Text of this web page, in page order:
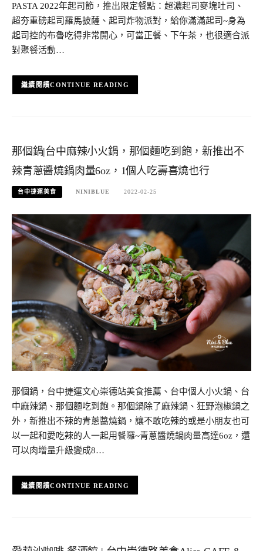
PASTA 2022年起司節，推出限定餐點：超濃起司麥塊吐司、
超夯重磅起司羅馬披薩、起司炸物派對，給你滿滿起司~身為
起司控的布魯吃得非常開心，可當正餐、下午茶，也很適合派
對聚餐活動…
CONTINUE READING
那個鍋|台中麻辣小火鍋，那個麵吃到飽，新推出不
辣青蔥醬燒鍋肉量6oz，1個人吃壽喜燒也行
台中捷運美食 NINIBLUE 2022-02-25
那個鍋，台中捷運文心崇德站美食推薦、台中個人小火鍋、台
中麻辣鍋、那個麵吃到飽。那個鍋除了麻辣鍋、狂野泡椒鍋之
外，新推出不辣的青蔥醬燒鍋，讓不敢吃辣的或是小朋友也可
以一起和愛吃辣的人一起用餐囉~青蔥醬燒鍋肉量高達6oz，還
可以肉增量升級變成8…
CONTINUE READING